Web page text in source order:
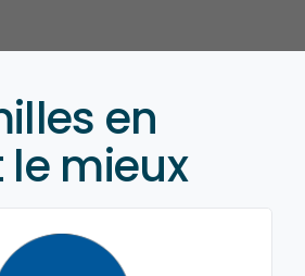
en
mieux